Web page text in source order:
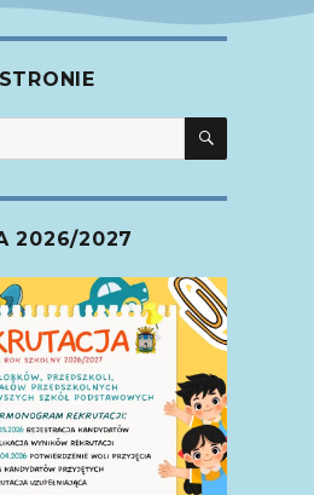
SZUKAJ
2026/2027